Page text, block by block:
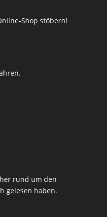
Shop stöbern!
rund um den
gelesen haben.